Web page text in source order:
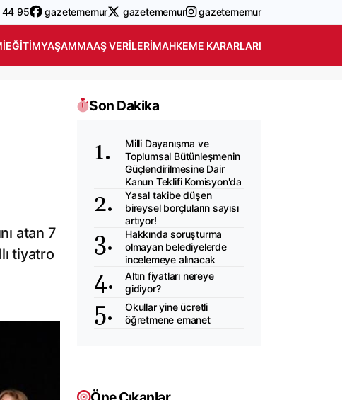
95 gazetememur gazetememur gazetememur
EĞITIMYAŞAMMAAŞ VERILERIMAHKEME KARARLARI
atan 7
tiyatro
Son Dakika
Milli Dayanışma ve
Toplumsal Bütünleşmenin
Güçlendirilmesine Dair
Kanun Teklifi Komisyon'da
Yasal takibe düşen
bireysel borçluların sayısı
artıyor!
Hakkında soruşturma
olmayan belediyelerde
incelemeye alınacak
Altın fiyatları nereye
gidiyor?
Okullar yine ücretli
öğretmene emanet